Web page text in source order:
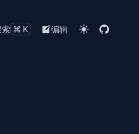
索 ⌘K 编辑